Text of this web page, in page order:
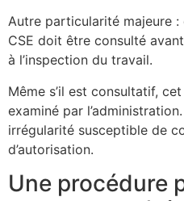
Autre particularité majeure
CSE doit être consulté
à l’inspection du travail.
Même s’il est consultatif,
examiné par
irrégularité susceptible de
d’autorisation.
Une procédure